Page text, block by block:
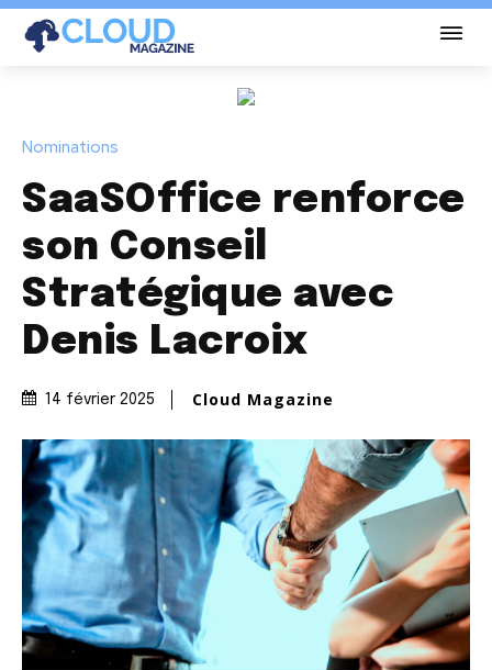
Nominations
SaaSOffice renforce
son Conseil
Stratégique avec
Denis Lacroix
14 février 2025 Cloud Magazine